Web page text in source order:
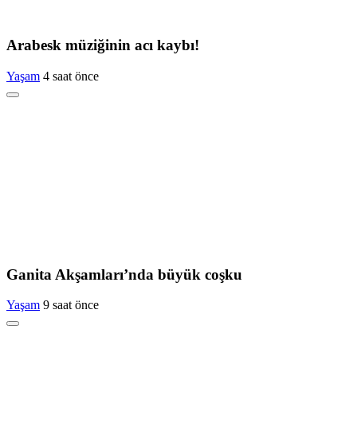
Arabesk müziğinin acı kaybı!
Yaşam 4 saat önce
Ganita Akşamları’nda büyük coşku
Yaşam 9 saat önce